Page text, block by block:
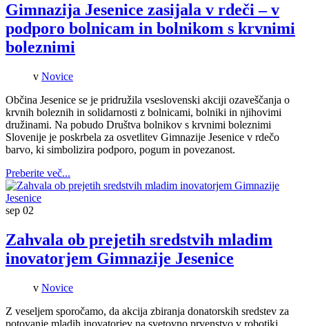
Gimnazija Jesenice zasijala v rdeči – v
podporo bolnicam in bolnikom s krvnimi
boleznimi
v Novice
Občina Jesenice se je pridružila vseslovenski akciji ozaveščanja o
krvnih boleznih in solidarnosti z bolnicami, bolniki in njihovimi
družinami. Na pobudo Društva bolnikov s krvnimi boleznimi
Slovenije je poskrbela za osvetlitev Gimnazije Jesenice v rdečo
barvo, ki simbolizira podporo, pogum in povezanost.
Preberite več...
sep 02
Zahvala ob prejetih sredstvih mladim
inovatorjem Gimnazije Jesenice
v Novice
Z veseljem sporočamo, da akcija zbiranja donatorskih sredstev za
potovanje mladih inovatorjev na svetovno prvenstvo v robotiki